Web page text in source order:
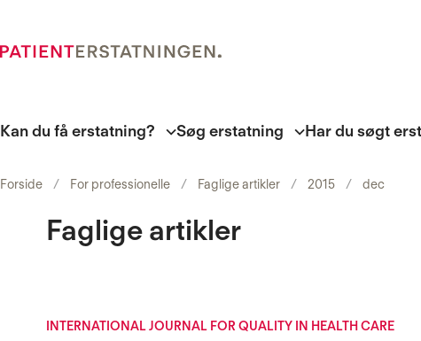
Kan du få erstatning? Søg erstatning Har du søgt
Forside For professionelle Faglige artikler 2015 dec
Faglige artikler
INTERNATIONAL JOURNAL FOR QUALITY IN HEALTH CARE